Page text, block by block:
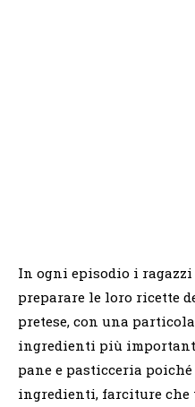
In ogni episodio i
preparare le loro ricette
pretese, con una
ingredienti più
pane e pasticceria
ingredienti, farciture che